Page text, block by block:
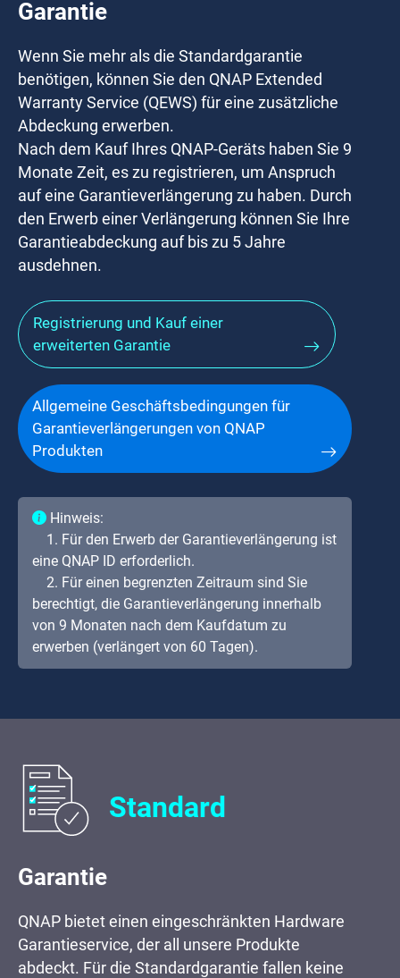
Standard
Garantie
QNAP bietet einen eingeschränkten Hardware
Garantieservice, der all unsere Produkte
abdeckt. Für die Standardgarantie fallen keine
Garantie
Wenn Sie mehr als die Standardgarantie
benötigen, können Sie den QNAP Extended
Warranty Service (QEWS) für eine zusätzliche
Abdeckung erwerben.
Nach dem Kauf Ihres QNAP-Geräts haben Sie 9
Monate Zeit, es zu registrieren, um Anspruch
auf eine Garantieverlängerung zu haben. Durch
den Erwerb einer Verlängerung können Sie Ihre
Garantieabdeckung auf bis zu 5 Jahre
ausdehnen.
Registrierung und Kauf einer
erweiterten Garantie
Allgemeine Geschäftsbedingungen für
Garantieverlängerungen von QNAP
Produkten
Hinweis:
1. Für den Erwerb der Garantieverlängerung ist
eine QNAP ID erforderlich.
2. Für einen begrenzten Zeitraum sind Sie
berechtigt, die Garantieverlängerung innerhalb
von 9 Monaten nach dem Kaufdatum zu
erwerben (verlängert von 60 Tagen).